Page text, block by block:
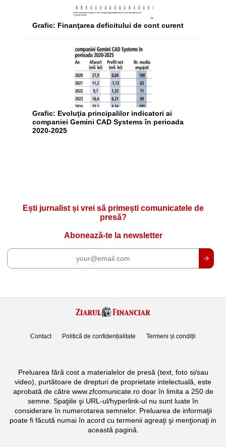
Grafic: Finanţarea deficitului de cont curent
Grafic: Evoluţia principalilor indicatori ai
companiei Gemini CAD Systems în perioada
2020-2025
Ești jurnalist și vrei să primești comunicatele de
presă?
Abonează-te la newsletter
Contact Politică de confidențialitate Termeni și condiții
Preluarea fără cost a materialelor de presă (text, foto si/sau
video), purtătoare de drepturi de proprietate intelectuală, este
aprobată de către www.zfcomunicate.ro doar în limita a 250 de
semne. Spaţiile şi URL-ul/hyperlink-ul nu sunt luate în
considerare în numerotarea semnelor. Preluarea de informaţii
poate fi făcută numai în acord cu termenii agreaţi şi menţionaţi in
această pagină.